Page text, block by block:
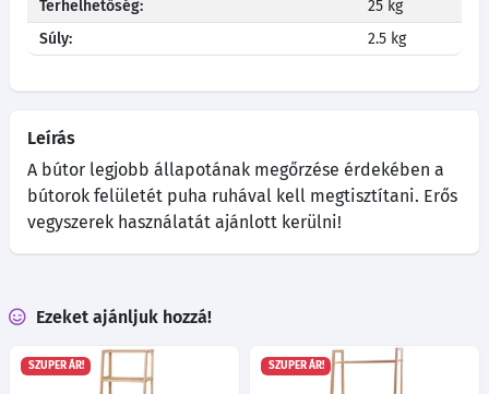
Terhelhetőség:
25 kg
Súly:
2.5 kg
Leírás
A bútor legjobb állapotának megőrzése érdekében a
bútorok felületét puha ruhával kell megtisztítani. Erős
vegyszerek használatát ajánlott kerülni!
Ezeket ajánljuk hozzá!
SZUPER ÁR! SZUPER ÁR!